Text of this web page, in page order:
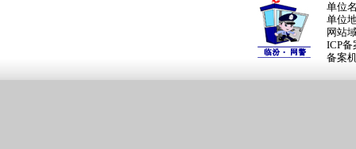
单位
单位
网站
ICP备
备案